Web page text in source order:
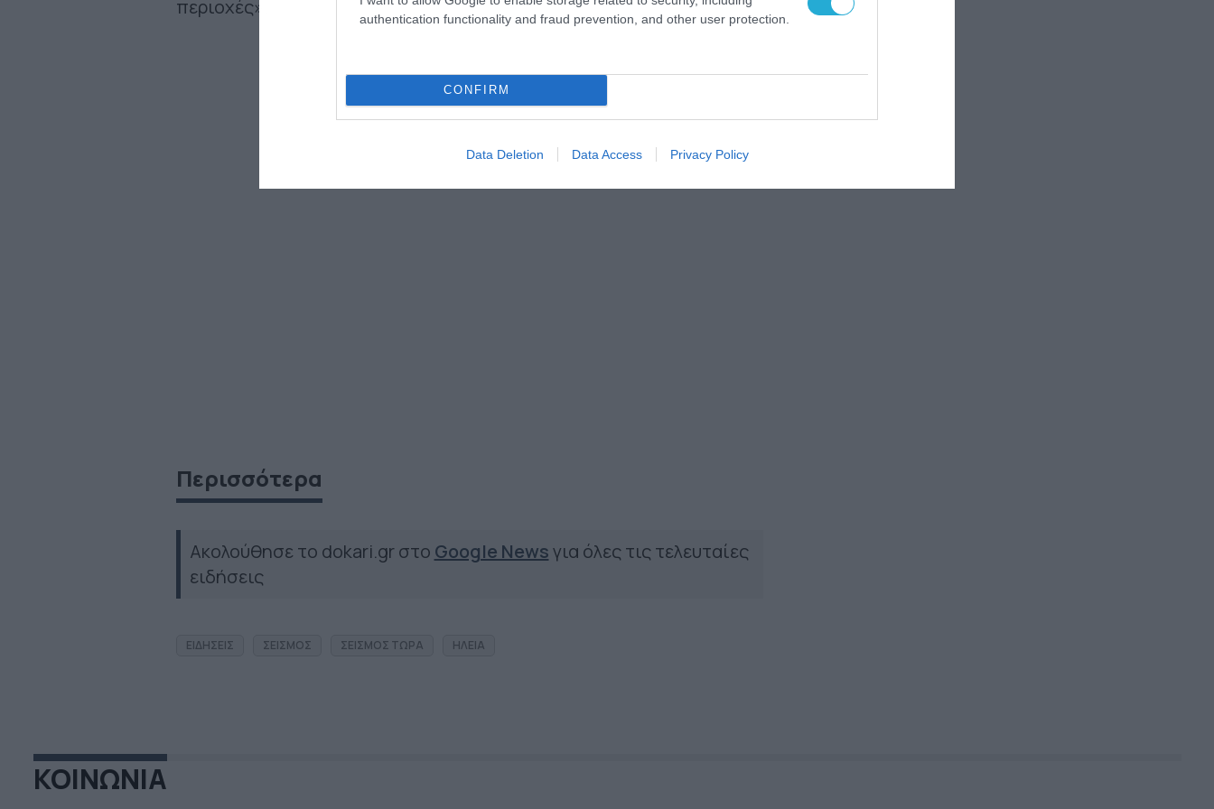
authentication functionality and fraud prevention, and other user protection.
CONFIRM
Data Deletion Data Access Privacy Policy
περιοχές».
Περισσότερα
Ακολούθησε το dokari.gr στο Google Newsγια όλες τις τελευταίες
ειδήσεις
ΕΙΔΗΣΕΙΣ ΣΕΙΣΜΟΣ ΣΕΙΣΜΟΣ ΤΩΡΑ ΗΛΕΙΑ
ΚΟΙΝΩΝΙΑ